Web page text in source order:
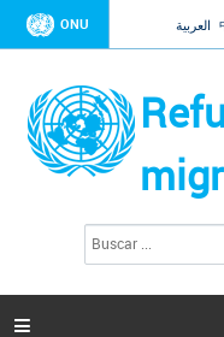
ONU العربية
s
